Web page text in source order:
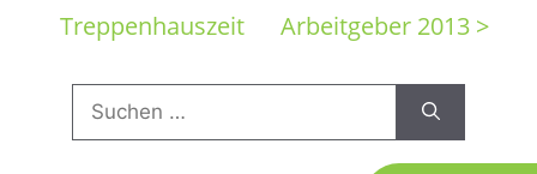
Treppenhauszeit
Arbeitgeber 2013 >
Suchen
nach: